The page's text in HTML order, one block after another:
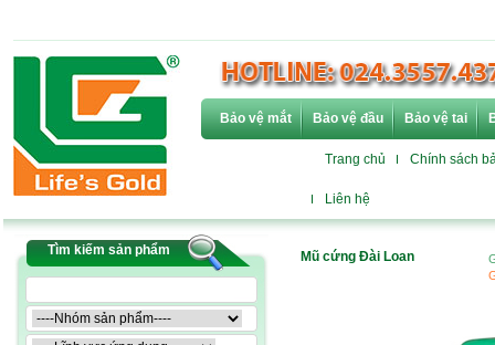
Bảo vệ mắt Bảo vệ đầu Bảo vệ tai
Trang chủ Chính sách
Liên hệ
Tìm kiếm sản phẩm Mũ cứng Đài Loan